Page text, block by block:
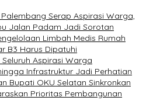
Palembang Serap Aspirasi Warga,
Jalan Padam Jadi Sorotan
Limbah Medis Rumah
B3 Harus Dipatuhi
Seluruh Aspirasi Warga
Infrastruktur Jadi Perhatian
Bupati OKU Selatan Sinkronkan
Prioritas Pembangunan